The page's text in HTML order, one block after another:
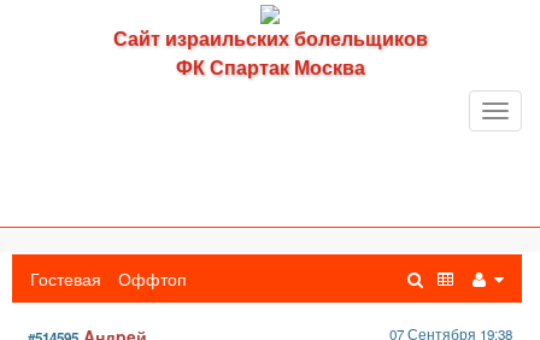
Сайт израильских болельщиков
ФК Спартак Москва
Гостевая Оффтоп
07 Сентября 19:38